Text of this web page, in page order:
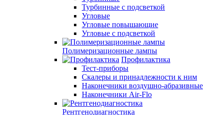
Турбинные с подсветкой
Угловые
Угловые повышающие
Угловые с подсветкой
Полимеризационные лампы
Профилактика
Тест-приборы
Скалеры и принадлежности к ним
Наконечники воздушно-абразивные
Наконечники Air-Flo
Рентгенодиагностика